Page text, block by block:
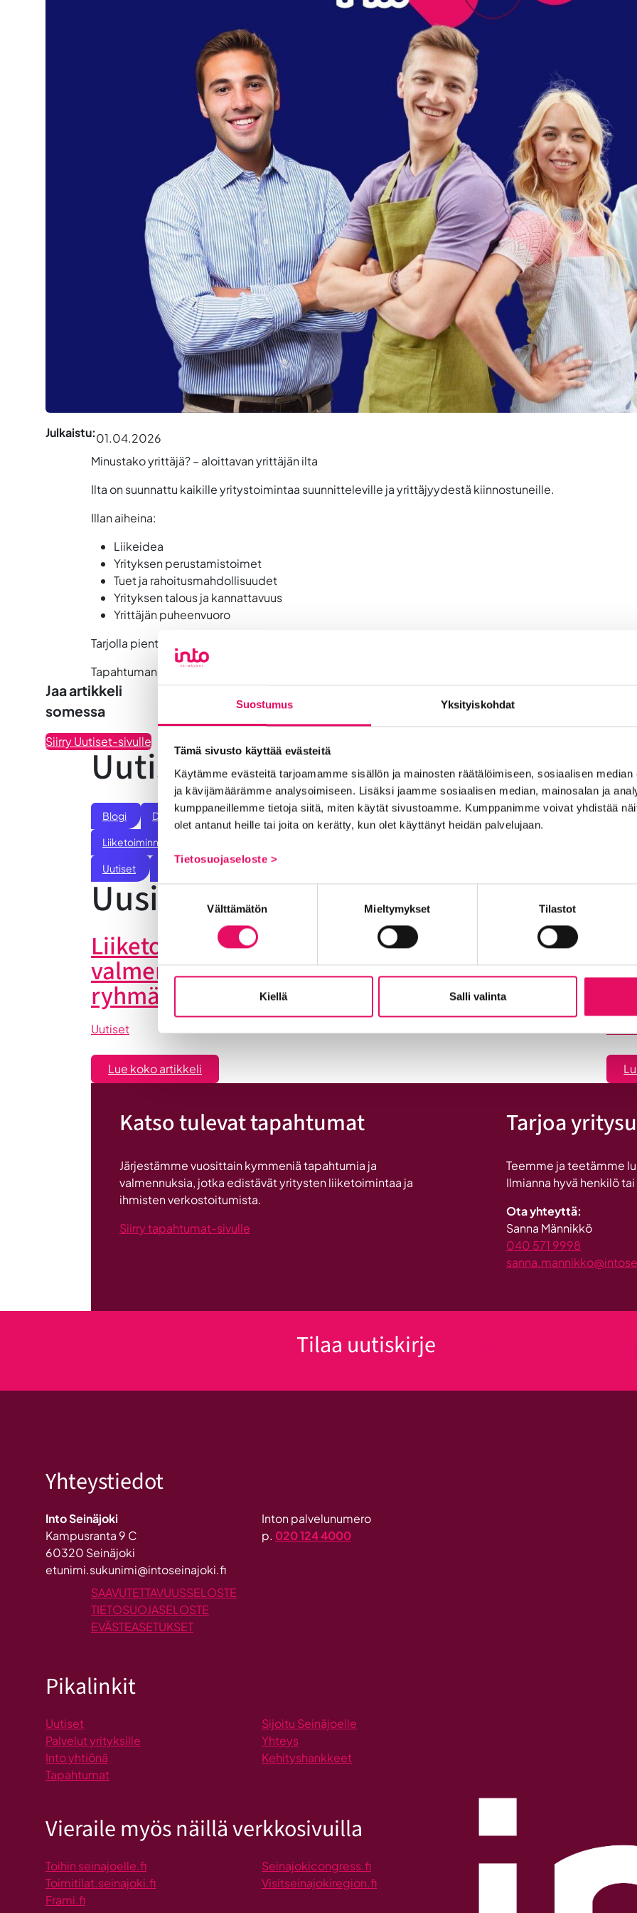
Suostumus Yksityiskohdat
Tämä sivusto käyttää evästeitä
Käytämme evästeitä tarjoamamme sisällön ja mainosten räätälöimiseen, sosiaalisen
ja kävijämäärämme analysoimiseen. Lisäksi jaamme sosiaalisen median, mainosalan ja
kumppaneillemme tietoja siitä, miten käytät sivustoamme. Kumppanimme voivat yhdistää
olet antanut heille tai joita on kerätty, kun olet käyttänyt heidän palvelujaan.
Tietosuojaseloste >
Välttämätön Mieltymykset Tilastot
Kiellä Salli valinta
Julkaistu:01.04.2026
Minustako yrittäjä? – aloittavan yrittäjän ilta
Ilta on suunnattu kaikille yritystoimintaa suunnitteleville ja yrittäjyydestä kiinnostuneille.
Illan aiheina:
Liikeidea
Yrityksen perustamistoimet
Tuet ja rahoitusmahdollisuudet
Yrityksen talous ja kannattavuus
Yrittäjän puheenvuoro
Tarjolla pientä suolaista purtavaa.
Tapahtuman toteuttavat Uusyrityskeskus NeuvoaAntava ja Into Seinäjoki Oy
Jaa artikkeli
somessa
Siirry Uutiset-sivulle
Uutiskategoriat
Blogi Digitalisaatio Ekosysteemi Into työpaikkana Kansainvälistyminen Liikeidea ja
Liiketoiminnan valmennukset
Uutiset Vastuullisuus
Uusimmat uutiset
Liiketoiminta lentoon -
valmennuksessa hyödyt
ryhmän tuesta
Uutiset
Lue koko artikkeli
Liiketoiminta
-
valmennuksessa
ryhmän
tuesta
Maailma löysi Seinäjoen
Uutiset
Lue koko artikkeli:
Maailma
Katso tulevat tapahtumat
Järjestämme vuosittain kymmeniä tapahtumia ja
valmennuksia, jotka edistävät yritysten liiketoimintaa ja
ihmisten verkostoitumista.
Siirry tapahtumat-sivulle
Tarjoa
Teemme ja teetämme
Ilmianna hyvä henkilö
Ota yhteyttä:
Sanna Männikkö
040 571 9998
Tilaa uutiskirje
Yhteystiedot
Into Seinäjoki
Kampusranta 9 C
60320 Seinäjoki
etunimi.sukunimi@intoseinajoki.fi
Inton palvelunumero
p. 020 124 4000
SAAVUTETTAVUUSSELOSTE
TIETOSUOJASELOSTE
EVÄSTEASETUKSET
Pikalinkit
Uutiset
Palvelut yrityksille
Into yhtiönä
Tapahtumat
Sijoitu Seinäjoelle
Yhteys
Kehityshankkeet
Vieraile myös näillä verkkosivuilla
Toihin seinajoelle.fi
Toimitilat.seinajoki.fi
Frami.fi
Seinajokicongress.fi
Visitseinajokiregion.fi